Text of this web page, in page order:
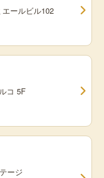
ールビル102
コ 5F
ージ